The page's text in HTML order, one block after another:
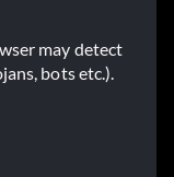
may detect
bots etc.).